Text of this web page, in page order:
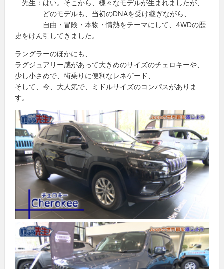
先生：はい。そこから、様々なモデルが生まれましたが、
どのモデルも、当初のDNAを受け継ぎながら、
自由・冒険・本物・情熱をテーマにして、4WDの歴
史をけん引してきました。
ラングラーのほかにも、
ラグジュアリー感があって大きめのサイズのチェロキーや、
少し小さめで、街乗りに便利なレネゲード、
そして、今、大人気で、ミドルサイズのコンパスがありま
す。